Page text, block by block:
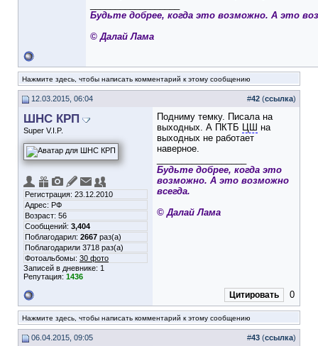
Будьте добрее, когда это возможно. А это
© Далай Лама
Нажмите здесь, чтобы написать комментарий к этому сообщению
12.03.2015, 06:04 #42 (ссылка)
ШНС КРП
Super V.I.P.
Регистрация: 23.12.2010
Адрес: РФ
Возраст: 56
Сообщений: 3,404
Поблагодарил: 2667 раз(а)
Поблагодарили 3718 раз(а)
Фотоальбомы: 30 фото
Записей в дневнике: 1
Репутация: 1436
Подниму темку. Писала на
выходных. А ПКТБ ЦШ на
выходных не работает
наверное.
Будьте добрее, когда это
возможно. А это возможно
всегда.
© Далай Лама
Цитировать 0
Нажмите здесь, чтобы написать комментарий к этому сообщению
06.04.2015, 09:05 #43 (ссылка)